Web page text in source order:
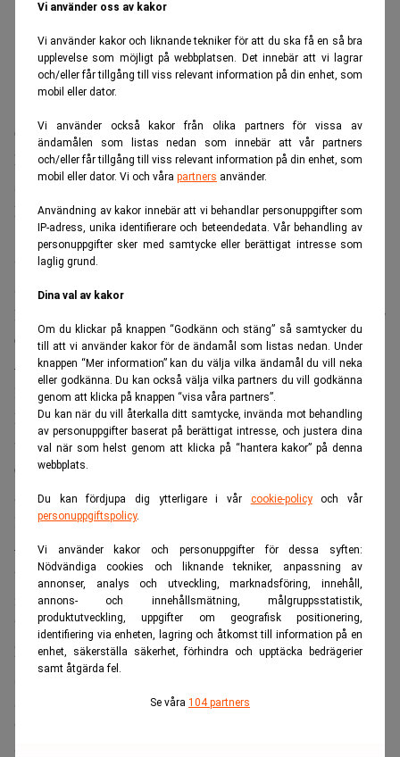
Vi använder oss av kakor
Vi använder kakor och liknande tekniker för att du ska få en så bra
upplevelse som möjligt på webbplatsen. Det innebär att vi lagrar
och/eller får tillgång till viss relevant information på din enhet, som
mobil eller dator.
Vi använder också kakor från olika partners för vissa av
ändamålen som listas nedan som innebär att vår partners
och/eller får tillgång till viss relevant information på din enhet, som
mobil eller dator. Vi och våra partners använder.
Användning av kakor innebär att vi behandlar personuppgifter som
IP-adress, unika identifierare och beteendedata. Vår behandling av
personuppgifter sker med samtycke eller berättigat intresse som
laglig grund.
Dina val av kakor
Om du klickar på knappen “Godkänn och stäng” så samtycker du
till att vi använder kakor för de ändamål som listas nedan. Under
knappen “Mer information” kan du välja vilka ändamål du vill neka
eller godkänna. Du kan också välja vilka partners du vill godkänna
genom att klicka på knappen “visa våra partners”.
Du kan när du vill återkalla ditt samtycke, invända mot behandling
av personuppgifter baserat på berättigat intresse, och justera dina
val när som helst genom att klicka på “hantera kakor” på denna
webbplats.
Du kan fördjupa dig ytterligare i vår cookie-policyoch vår
personuppgiftspolicy.
Vi använder kakor och personuppgifter för dessa syften:
Nödvändiga cookies och liknande tekniker, anpassning av
annonser, analys och utveckling, marknadsföring, innehåll,
annons- och innehållsmätning, målgruppsstatistik,
produktutveckling, uppgifter om geografisk positionering,
identifiering via enheten, lagring och åtkomst till information på en
enhet, säkerställa säkerhet, förhindra och upptäcka bedrägerier
samt åtgärda fel.
Se våra 104 partners
Orderingången minskade tredje kvartalet jämfört förra
kvartalet. Det beror bland annat på svagare tillväxt i Kina,
skriver Ericsson i rapporten.
Faktureringen för Ericssons systemverksamhet ökade med
14 procent under kvartalet. Det är sämre tillväxtsiffror än
vad konkurrenterna Nokia och Motorola har redovisat.
Siffran 14 procent är dock inte helt jämförbar med
konkurrenternas tillväxtsiffror under tredje kvartalet, anser
Carl-Henric Svanberg.
– Generellt sett tar vi marknadsandelar, vi växer faktiskt
lite snabbare än Nokia, säger han.
I Ericssons siffra ingår inte bara försäljning av produkter
utan även service.
Carl-Henric Svanberg bedömer att Ericsson inte kommer
att behöva flytta fler jobb från Sverige till
lågkostnadsländer.
– Vi har redan gjort stora förändringar när det gäller
tillverkningen. Och för forskning och utveckling ser jag
inte heller någon större förändring i Sverige. Däremot
bedömer jag att tillväxten av forskning och utveckling i
högre grad kommer att ske utanför Sverige av det enkla
skälet att den behöver göras närmare kunderna, säger
”De underliggande tillväxtfaktorerna är fortsatt stabila”,